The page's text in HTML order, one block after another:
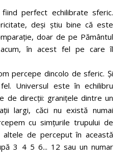
perfect echilibrate sferic.
deși știu bine că este
doar de pe Pământul
în acest fel pe care îl
percepe dincolo de sferic. Și
Universul este în echilibru
de direcții: granițele dintre un
largi, căci nu există numai
cu simțurile trupului de
altele de perceput în această
3 4 5 6... 12 sau un numar